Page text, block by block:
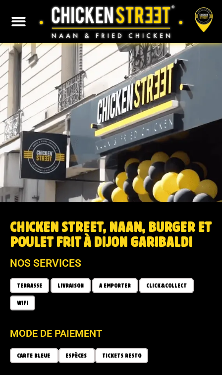
CHICKEN STREET, NAAN, BURGER ET
POULET FRIT À DIJON GARIBALDI
NOS SERVICES
TERRASSE LIVRAISON A EMPORTER CLICK&COLLECT
WIFI
MODE DE PAIEMENT
CARTE BLEUE ESPÈCES TICKETS RESTO